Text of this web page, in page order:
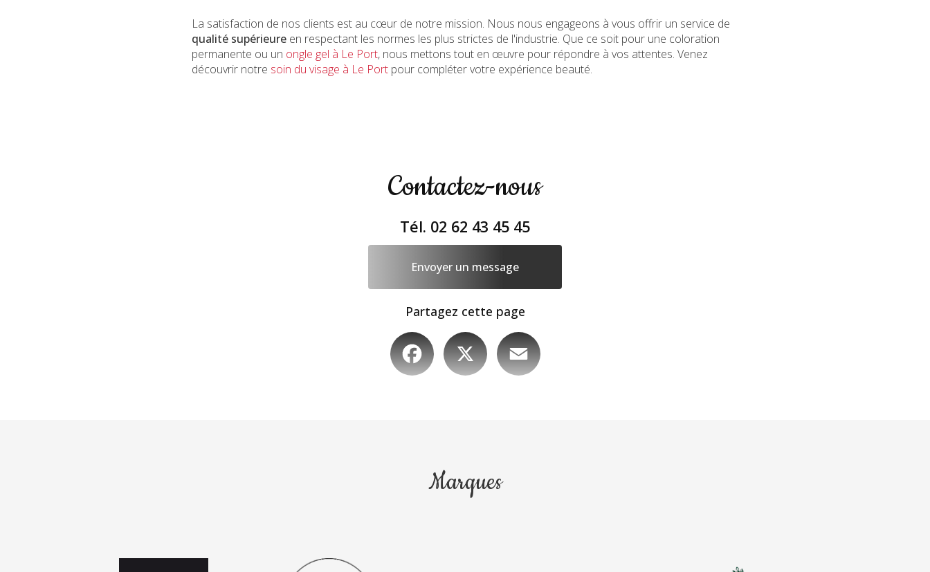
La satisfaction de nos clients est au cœur de notre mission. Nous nous engageons à vous offrir un service de
qualité supérieure en respectant les normes les plus strictes de l'industrie. Que ce soit pour une coloration
permanente ou un ongle gel à Le Port, nous mettons tout en œuvre pour répondre à vos attentes. Venez
découvrir notre soin du visage à Le Port pour compléter votre expérience beauté.
Contactez-nous
Tél. 02 62 43 45 45
Envoyer un message
Partagez cette page
Facebook
Marques